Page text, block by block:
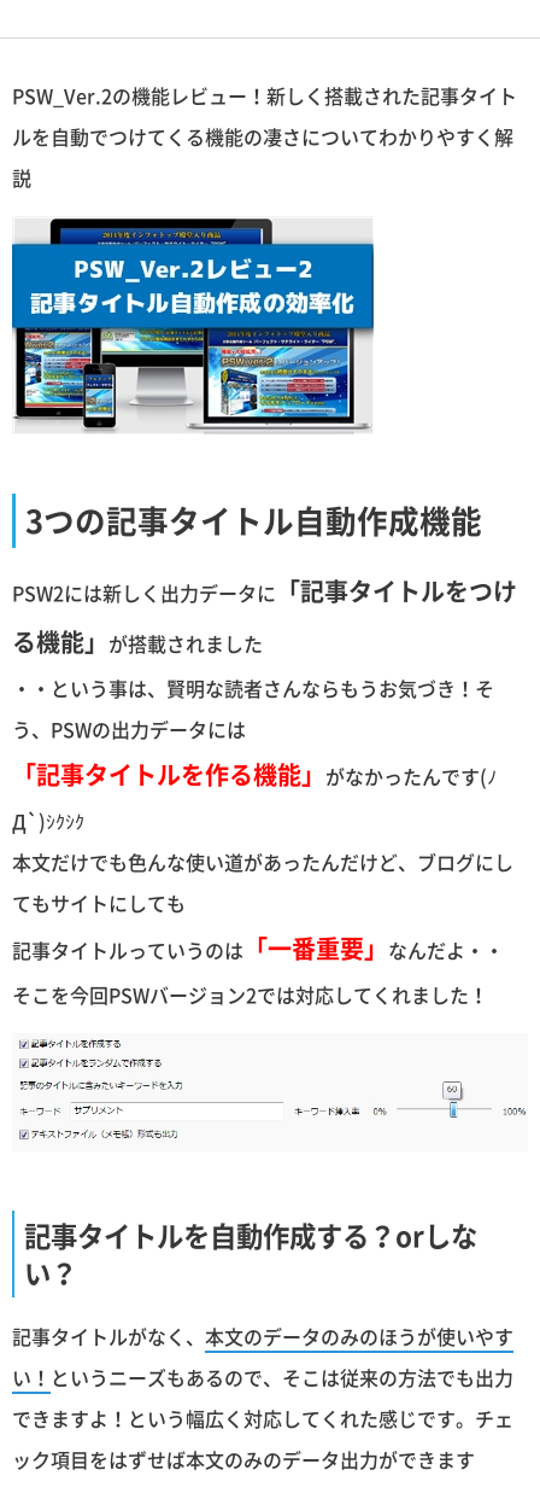
PSW_Ver.2の機能レビュー！新しく搭載された記事タイト
ルを自動でつけてくる機能の凄さについてわかりやすく解
説
3つの記事タイトル自動作成機能
PSW2には新しく出力データに 「記事タイトルをつけ
る機能」 が搭載されました
・・という事は、賢明な読者さんならもうお気づき！そ
う、PSWの出力データには
「記事タイトルを作る機能」 がなかったんです(ﾉ
Д`)ｼｸｼｸ
本文だけでも色んな使い道があったんだけど、ブログにし
てもサイトにしても
記事タイトルっていうのは 「一番重要」 なんだよ・・
そこを今回PSWバージョン2では対応してくれました！
記事タイトルを自動作成する？orしな
い？
記事タイトルがなく、 本文のデータのみのほうが使いやす
い！ というニーズもあるので、そこは従来の方法でも出力
できますよ！という幅広く対応してくれた感じです。チェ
ック項目をはずせば本文のみのデータ出力ができます